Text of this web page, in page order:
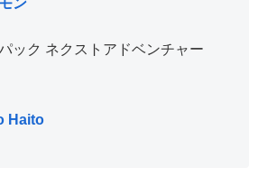
ン
ック ネクストアドベンチャー
Haito